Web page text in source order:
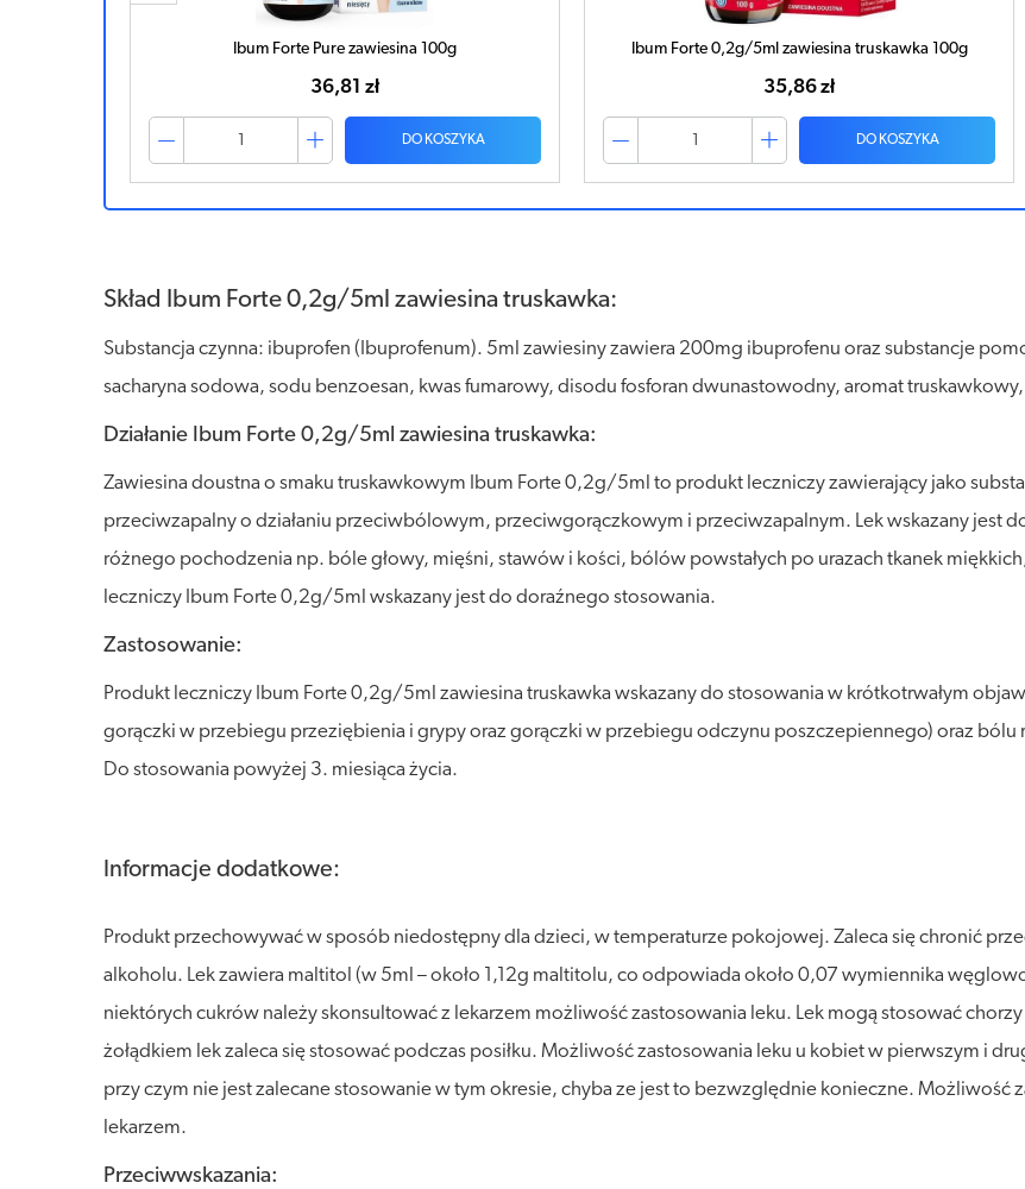
Ibum Forte 0,2g/5ml zawiesina truskawka 100g
35,86 zł
DO KOSZYKA
IBUM Forte 0,2g/5ml zawiesina 100g
38,89 zł
DO KOSZYKA
Skład Ibum Forte 0,2g/5ml zawiesina truskawka:
Substancja czynna: ibuprofen (Ibuprofenum). 5ml zawiesiny zawiera 200mg ibuprofenu oraz substancje
sacharyna sodowa, sodu benzoesan, kwas fumarowy, disodu fosforan dwunastowodny, aromat
Działanie Ibum Forte 0,2g/5ml zawiesina truskawka:
Zawiesina doustna o smaku truskawkowym Ibum Forte 0,2g/5ml to produkt leczniczy zawierający jako
przeciwzapalny o działaniu przeciwbólowym, przeciwgorączkowym i przeciwzapalnym. Lek wskazany jest
różnego pochodzenia np. bóle głowy, mięśni, stawów i kości, bólów powstałych po urazach tkanek
leczniczy Ibum Forte 0,2g/5ml wskazany jest do doraźnego stosowania.
Zastosowanie:
Produkt leczniczy Ibum Forte 0,2g/5ml zawiesina truskawka wskazany do stosowania w krótkotrwałym
gorączki w przebiegu przeziębienia i grypy oraz gorączki w przebiegu odczynu poszczepiennego) oraz bólu
Do stosowania powyżej 3. miesiąca życia.
Informacje dodatkowe:
Produkt przechowywać w sposób niedostępny dla dzieci, w temperaturze pokojowej. Zaleca się chronić
alkoholu. Lek zawiera maltitol (w 5ml – około 1,12g maltitolu, co odpowiada około 0,07 wymiennika
niektórych cukrów należy skonsultować z lekarzem możliwość zastosowania leku. Lek mogą stosować
żołądkiem lek zaleca się stosować podczas posiłku. Możliwość zastosowania leku u kobiet w pierwszym i
przy czym nie jest zalecane stosowanie w tym okresie, chyba ze jest to bezwzględnie konieczne. Możliwość
lekarzem.
Przeciwwskazania: